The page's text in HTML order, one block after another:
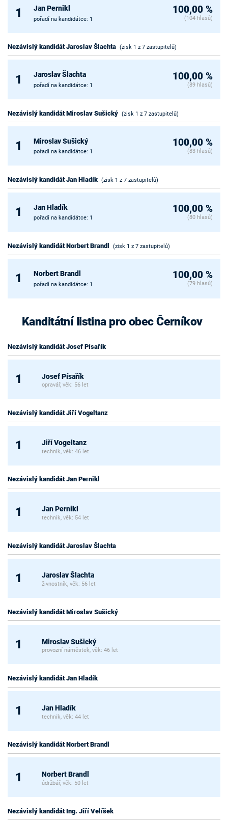
1 Jan Pernikl
pořadí na kandidátce: 1
100,00 %
(104 hlasů)
Nezávislý kandidát Jaroslav Šlachta (zisk 1 z 7 zastupitelů)
1 Jaroslav Šlachta
pořadí na kandidátce: 1
100,00 %
(89 hlasů)
Nezávislý kandidát Miroslav Sušický (zisk 1 z 7 zastupitelů)
1 Miroslav Sušický
pořadí na kandidátce: 1
100,00 %
(83 hlasů)
Nezávislý kandidát Jan Hladík (zisk 1 z 7 zastupitelů)
1 Jan Hladík
pořadí na kandidátce: 1
100,00 %
(80 hlasů)
Nezávislý kandidát Norbert Brandl (zisk 1 z 7 zastupitelů)
1 Norbert Brandl
pořadí na kandidátce: 1
100,00 %
(79 hlasů)
Kanditátní listina pro obec Černíkov
Nezávislý kandidát Josef Písařík
1 Josef Písařík
opravář, věk: 56 let
Nezávislý kandidát Jiří Vogeltanz
1 Jiří Vogeltanz
technik, věk: 46 let
Nezávislý kandidát Jan Pernikl
1 Jan Pernikl
technik, věk: 54 let
Nezávislý kandidát Jaroslav Šlachta
1 Jaroslav Šlachta
živnostník, věk: 56 let
Nezávislý kandidát Miroslav Sušický
1 Miroslav Sušický
provozní náměstek, věk: 46 let
Nezávislý kandidát Jan Hladík
1 Jan Hladík
technik, věk: 44 let
Nezávislý kandidát Norbert Brandl
1 Norbert Brandl
údržbář, věk: 50 let
Nezávislý kandidát Ing. Jiří Velíšek